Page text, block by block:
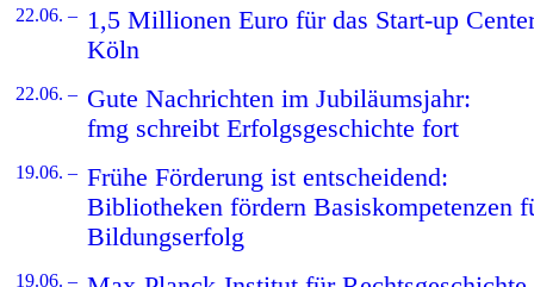
22.06. – 1,5 Millionen Euro für das Start-up
Köln
22.06. – Gute Nachrichten im Jubiläumsjahr:
fmg schreibt Erfolgsgeschichte fort
19.06. – Frühe Förderung ist entscheidend:
Bibliotheken fördern Basiskompetenzen
Bildungserfolg
19.06. –